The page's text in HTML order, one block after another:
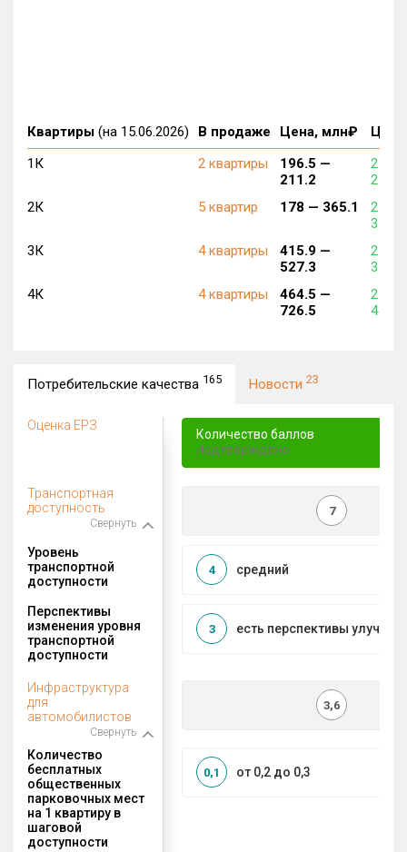
Квартиры (на 15.06.2026) В продаже Цена, млн₽
1К
2 квартиры
196.5 —
211.2
2
2 673
2К
5 квартир 178 — 365.1
2
3 067
3К
4 квартиры
415.9 —
527.3
2
3 039
4К
4 квартиры
464.5 —
726.5
2
4 541
Потребительские качества 165 Новости 23
Оценка ЕРЗ
Количество баллов
подтверждено
Транспортная
доступность
Свернуть
7
Уровень
транспортной
доступности
средний
4
Перспективы
изменения уровня
транспортной
доступности
есть перспективы
3
Инфраструктура
для
автомобилистов
Свернуть
3,6
Количество
бесплатных
общественных
парковочных мест
на 1 квартиру в
шаговой
доступности
от 0,2 до 0,3
0,1